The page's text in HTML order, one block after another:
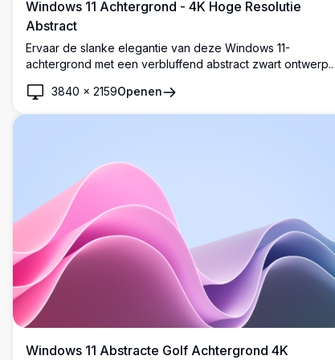
Windows 11 Achtergrond - 4K Hoge Resolutie
Abstract
Ervaar de slanke elegantie van deze Windows 11-
achtergrond met een verbluffend abstract zwart ontwerp.
verfijnde touch toe aan uw desktop, perfect om uw digitale
werkomgeving te verbeteren met diepte en stijl.
3840 × 2159Openen
Windows 11 Abstracte Golf Achtergrond 4K